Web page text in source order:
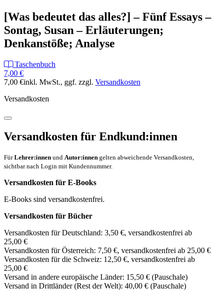
[Was bedeutet das alles?] – Fünf Essays –
Sontag, Susan – Erläuterungen;
Denkanstöße; Analyse
Taschenbuch
7,00 €
7,00 €inkl. MwSt., ggf. zzgl. Versandkosten
Versandkosten
Versandkosten für Endkund:innen
FürLehrer:innen und Autor:innen gelten abweichende Versandkosten,
sichtbar nach Login mit Kundennummer.
Versandkosten für E-Books
E-Books sind versandkostenfrei.
Versandkosten für Bücher
Versandkosten für Deutschland: 3,50 €, versandkostenfrei ab
25,00 €
Versandkosten für Österreich: 7,50 €, versandkostenfrei ab 25,00 €
Versandkosten für die Schweiz: 12,50 €, versandkostenfrei ab
25,00 €
Versand in andere europäische Länder: 15,50 € (Pauschale)
Versand in Drittländer (Rest der Welt): 40,00 € (Pauschale)